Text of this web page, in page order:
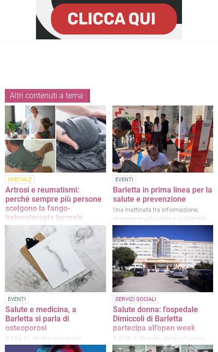
Altri contenuti a tema
SPECIALE
Artrosi e reumatismi:
perché sempre più persone
scelgono la fango-
balneoterapia termale
Muoversi senza dolore non è
soltanto una questione di salute, ma
anche di libertà e qualità della vita
EVENTI
Barletta in prima linea per la
salute e prevenzione
Una mattinata tra informazione,
esperienze educative e solidarietà
EVENTI
Salute e medicina, a
Barletta si parla di
osteoporosi
Il 10 e 11 ottobre importante
convegno scientifico all'ospedale
SERVIZI SOCIALI
Salute donna: l'ospedale
Dimiccoli di Barletta
partecipa all'open week
Dal 28 al 30 aprile visite ed esami
gratuiti dedicati alla salute della